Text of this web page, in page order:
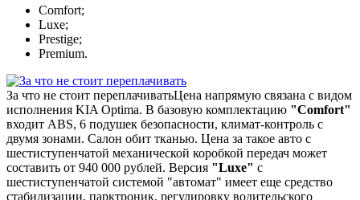
Comfort;
Luxe;
Prestige;
Premium.
За что не стоит переплачиватьЦена напрямую связана с видом
исполнения KIA Optima. В базовую комплектацию "Comfort"
входит ABS, 6 подушек безопасности, климат-контроль с
двумя зонами. Салон обит тканью. Цена за такое авто с
шестиступенчатой механической коробкой передач может
составить от 940 000 рублей. Версия "Luxe" с
шестиступенчатой системой "автомат" имеет еще средство
стабилизации, парктроник, регулировку водительского